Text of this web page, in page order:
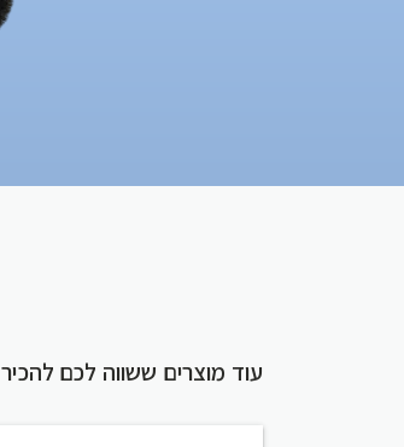
עוד מוצרים ששווה לכם להכיר